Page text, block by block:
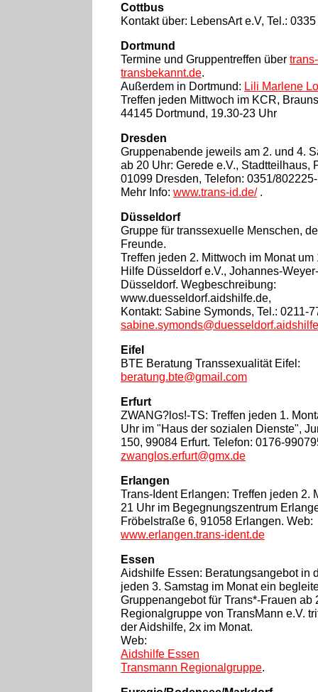
Cottbus
Kontakt über: LebensArt e.V, Tel.:
Dortmund
Termine und Gruppentreffen über
transbekannt.de.
Außerdem in Dortmund: Lili Marlene
Treffen jeden Mittwoch im KCR,
44145 Dortmund, 19.30-23 Uhr
Dresden
Gruppenabende jeweils am 2. und 4.
ab 20 Uhr: Gerede e.V., Stadtteilhaus,
01099 Dresden, Telefon: 0351/
Mehr Info: www.trans-id.de/ .
Düsseldorf
Gruppe für transsexuelle Menschen,
Freunde.
Treffen jeden 2. Mittwoch im Monat
Hilfe Düsseldorf e.V., Johannes-
Düsseldorf. Wegbeschreibung:
www.duesseldorf.aidshilfe.de,
Kontakt: Sabine Symonds, Tel.: 0211-
Eifel
BTE Beratung Transsexualität Eifel:
beratung.bte@gmail.com
Erfurt
ZWANG?los!-TS: Treffen jeden 1.
Uhr im "Haus der sozialen Dienste",
150, 99084 Erfurt. Telefon: 0176-
zwanglos.erfurt@gmx.de
Erlangen
Trans-Ident Erlangen: Treffen jeden 2.
21 Uhr im Begegnungszentrum
Fröbelstraße 6, 91058 Erlangen. Web:
www.erlangen.trans-ident.de
Essen
Aidshilfe Essen: Beratungsangebot in
jeden 3. Samstag im Monat ein
Gruppenangebot für Trans*-Frauen ab
Regionalgruppe von TransMann e.V.
der Aidshilfe, 2x im Monat.
Web:
Aidshilfe Essen
Transmann Regionalgruppe.